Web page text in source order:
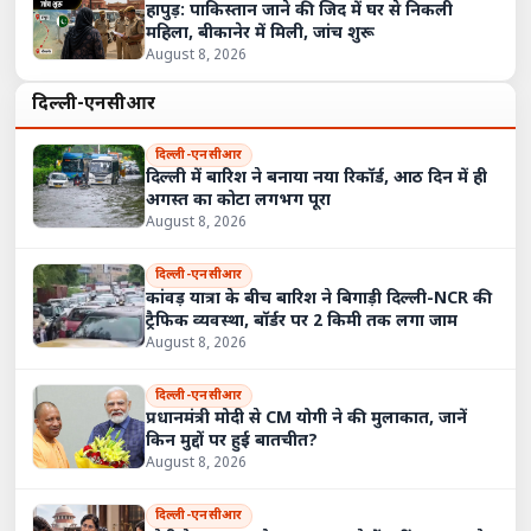
हापुड़: पाकिस्तान जाने की जिद में घर से निकली
महिला, बीकानेर में मिली, जांच शुरू
August 8, 2026
दिल्ली-एनसीआर
दिल्ली-एनसीआर
दिल्ली में बारिश ने बनाया नया रिकॉर्ड, आठ दिन में ही
अगस्त का कोटा लगभग पूरा
August 8, 2026
दिल्ली-एनसीआर
कांवड़ यात्रा के बीच बारिश ने बिगाड़ी दिल्ली-NCR की
ट्रैफिक व्यवस्था, बॉर्डर पर 2 किमी तक लगा जाम
August 8, 2026
दिल्ली-एनसीआर
प्रधानमंत्री मोदी से CM योगी ने की मुलाकात, जानें
किन मुद्दों पर हुई बातचीत?
August 8, 2026
दिल्ली-एनसीआर